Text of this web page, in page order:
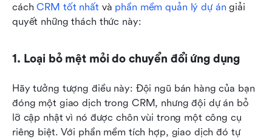
cách CRM tốt nhất và phần mềm quản lý dự án giải
quyết những thách thức này:
1. Loại bỏ mệt mỏi do chuyển đổi ứng dụng
Hãy tưởng tượng điều này: Đội ngũ bán hàng của bạn
đóng một giao dịch trong CRM, nhưng đội dự án bỏ
lỡ cập nhật vì nó được chôn vùi trong một công cụ
riêng biệt. Với phần mềm tích hợp, giao dịch đó tự